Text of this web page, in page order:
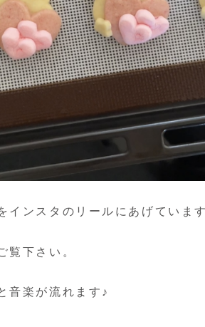
インスタのリールにあげていま
覧下さい。
音楽が流れます♪